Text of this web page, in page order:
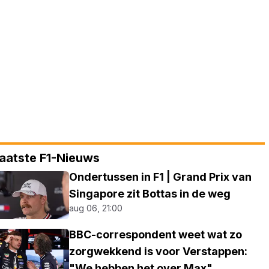
F1-Nieuws
Ondertussen in F1 | Grand Prix van
Singapore zit Bottas in de weg
aug 06, 21:00
BBC-correspondent weet wat zo
zorgwekkend is voor Verstappen: